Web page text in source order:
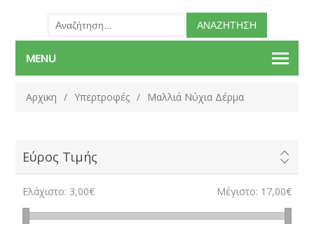
MENU
Αρχικη / Υπερτροφές / Μαλλιά Νύχια Δέρμα
Εύρος Τιμής
Ελάχιστο: 3,00€ Μέγιστο: 17,00€